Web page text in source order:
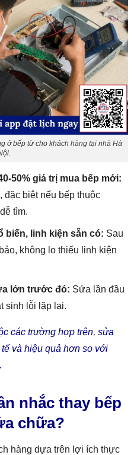
ở bếp từ cho khách hàng tại nhà Hà
50% giá trị mua bếp mới:
biệt nếu bếp thuộc
tìm.
biến, linh kiện sẵn có: Sau
không lo thiếu linh kiện
lớn trước đó: Sửa lần đầu
sinh lỗi lặp lại.
các trường hợp trên, sửa
và hiệu quả hơn so với
nhắc thay bếp
chữa?
hàng dựa trên lợi ích thực